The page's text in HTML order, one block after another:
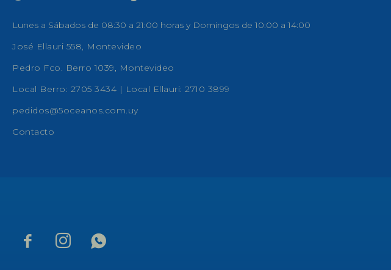
  
Lunes a Sábados de 08:30 a 21:00 horas y Domingos de 10:00 a 14:00
José Ellauri 558, Montevideo
Pedro Fco. Berro 1039, Montevideo
Local Berro: 2705 3434 | Local Ellauri: 2710 3899
pedidos@5oceanos.com.uy
Contacto